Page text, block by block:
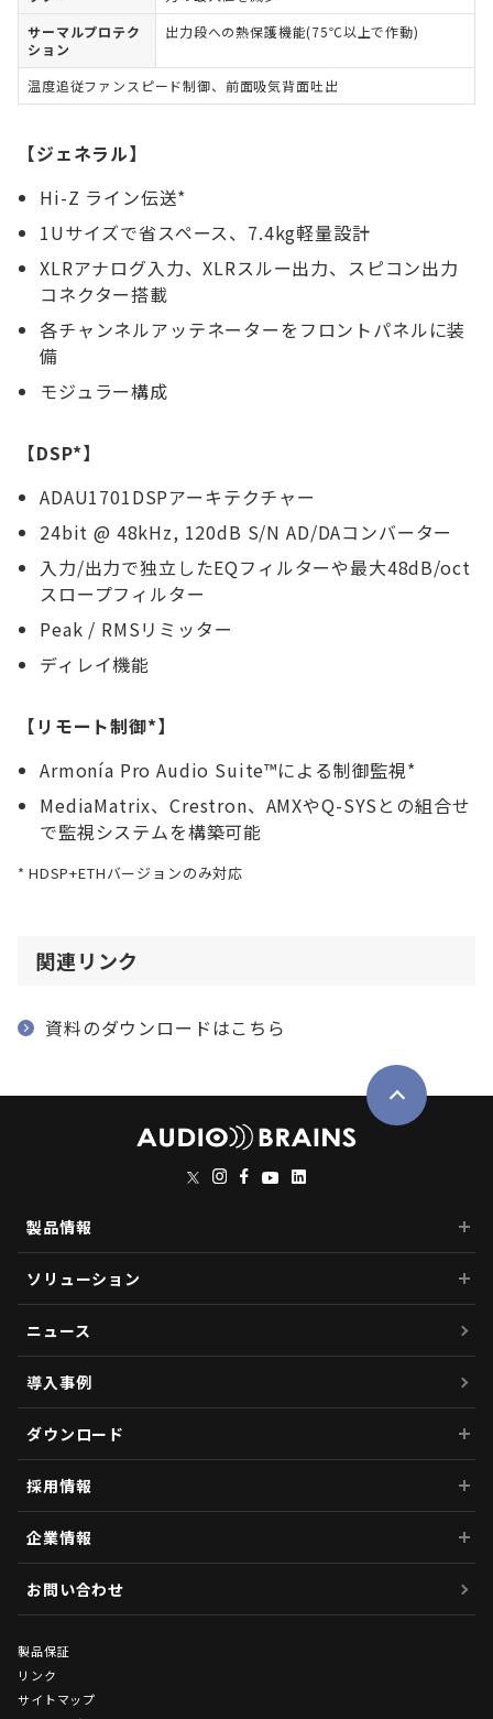
サーマルプロテク
ション
出力段への熱保護機能(75℃以上で作動)
温度追従ファンスピード制御、前面吸気背面吐出
【ジェネラル】
Hi-Z ライン伝送*
1Uサイズで省スペース、7.4kg軽量設計
XLRアナログ入力、XLRスルー出力、スピコン出力
コネクター搭載
各チャンネルアッテネーターをフロントパネルに装
備
モジュラー構成
【DSP*】
ADAU1701DSPアーキテクチャー
24bit @ 48kHz, 120dB S/N AD/DAコンバーター
入力/出力で独立したEQフィルターや最大48dB/oct
スロープフィルター
Peak / RMSリミッター
ディレイ機能
【リモート制御*】
Armonía Pro Audio Suite™による制御監視*
MediaMatrix、Crestron、AMXやQ-SYSとの組合せ
で監視システムを構築可能
HDSP+ETHバージョンのみ対応
関連リンク
資料のダウンロードはこちら
製品情報
ソリューション
ニュース
導入事例
ダウンロード
採用情報
企業情報
お問い合わせ
製品保証
リンク
サイトマップ